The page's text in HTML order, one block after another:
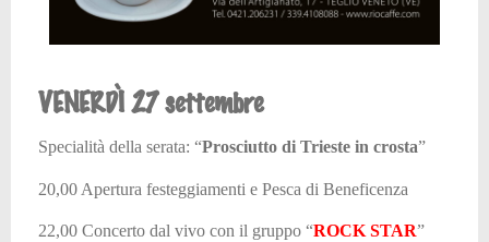
VENERDÌ 27 settembre
Specialità della serata: “Prosciutto di Trieste in crosta”
20,00 Apertura festeggiamenti e Pesca di Beneficenza
22,00 Concerto dal vivo con il gruppo “ROCK STAR”